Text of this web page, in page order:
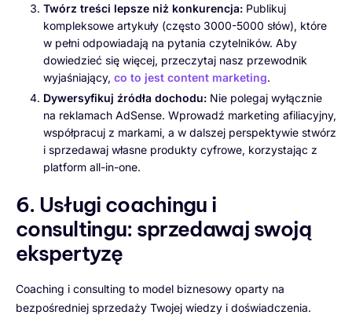
Twórz treści lepsze niż konkurencja: Publikuj
kompleksowe artykuły (często 3000-5000 słów), które
w pełni odpowiadają na pytania czytelników. Aby
dowiedzieć się więcej, przeczytaj nasz przewodnik
wyjaśniający, co to jest content marketing.
Dywersyfikuj źródła dochodu: Nie polegaj wyłącznie
na reklamach AdSense. Wprowadź marketing afiliacyjny,
współpracuj z markami, a w dalszej perspektywie stwórz
i sprzedawaj własne produkty cyfrowe, korzystając z
platform all-in-one.
6. Usługi coachingu i
consultingu: sprzedawaj swoją
ekspertyzę
Coaching i consulting to model biznesowy oparty na
bezpośredniej sprzedaży Twojej wiedzy i doświadczenia.